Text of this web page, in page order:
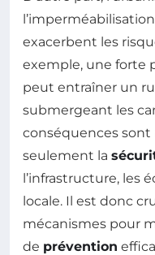
exacerbent les
exemple, une forte
peut entraîner un
submergeant les
conséquences
seulement la
l’infrastructure, les
locale. Il est donc
mécanismes pour
de prévention